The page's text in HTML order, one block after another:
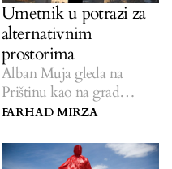
Umetnik u potrazi za
alternativnim
prostorima
Alban Muja gleda na
Prištinu kao na grad
propuštenih prilika — ali
FARHAD MIRZA